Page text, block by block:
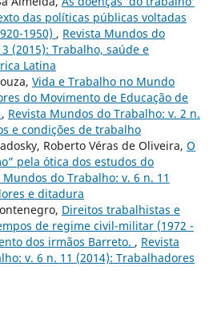
das políticas públicas voltadas
1950) , Revista Mundos do
(2015): Trabalho, saúde e
Latina
Vida e Trabalho no Mundo
do Movimento de Educação de
, Revista Mundos do Trabalho: v. 2 n.
e condições de trabalho
Roberto Véras de Oliveira, O
pela ótica dos estudos do
Mundos do Trabalho: v. 6 n. 11
e ditadura
Direitos trabalhistas e
de regime civil-militar (1972 -
dos irmãos Barreto. , Revista
v. 6 n. 11 (2014): Trabalhadores